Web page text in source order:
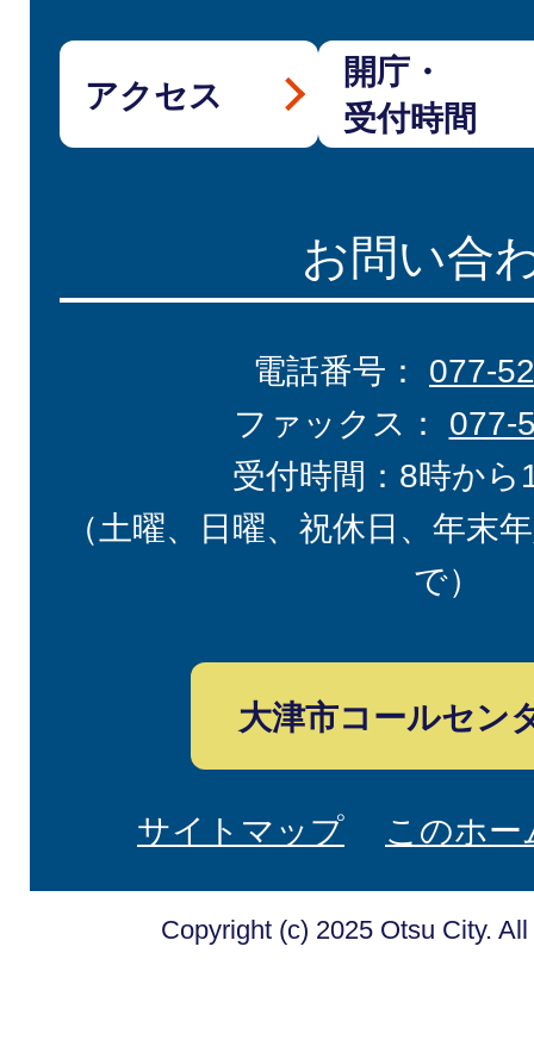
アクセス
開庁・
受付時間
お問い合
電話番号： 077-
ファックス： 077-
受付時間：8時から
（土曜、日曜、祝休日、年末
で）
大津市コールセン
サイトマップ このホ
Copyright (c) 2025 Otsu City.